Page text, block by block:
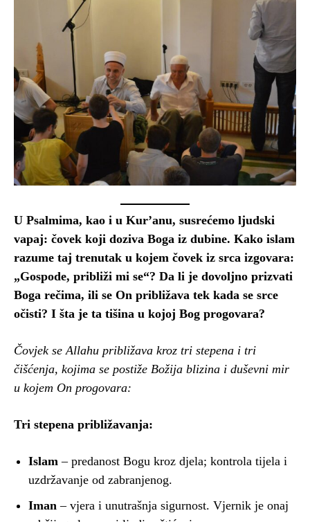
U Psalmima, kao i u Kur’anu, susrećemo ljudski
vapaj: čovek koji doziva Boga iz dubine. Kako islam
razume taj trenutak u kojem čovek iz srca izgovara:
„Gospode, približi mi se“? Da li je dovoljno prizvati
Boga rečima, ili se On približava tek kada se srce
očisti? I šta je ta tišina u kojoj Bog progovara?
Čovjek se Allahu približava kroz tri stepena i tri
čišćenja, kojima se postiže Božija blizina i duševni mir
u kojem On progovara:
Tri stepena približavanja:
Islam – predanost Bogu kroz djela; kontrola tijela i
uzdržavanje od zabranjenog.
Iman – vjera i unutrašnja sigurnost. Vjernik je onaj